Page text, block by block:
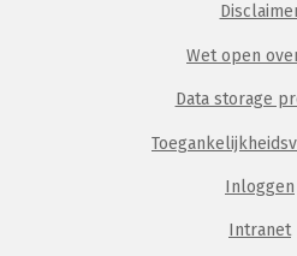
Wet open
Data storage
Inloggen
Intranet